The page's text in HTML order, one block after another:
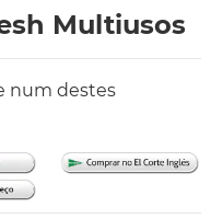
Multiusos
num destes